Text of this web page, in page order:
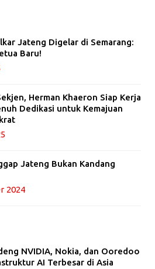
Jateng Digelar di Semarang:
Baru!
Herman Khaeron Siap Kerja
Dedikasi untuk Kemajuan
Jateng Bukan Kandang
2024
NVIDIA, Nokia, dan Ooredoo
AI Terbesar di Asia